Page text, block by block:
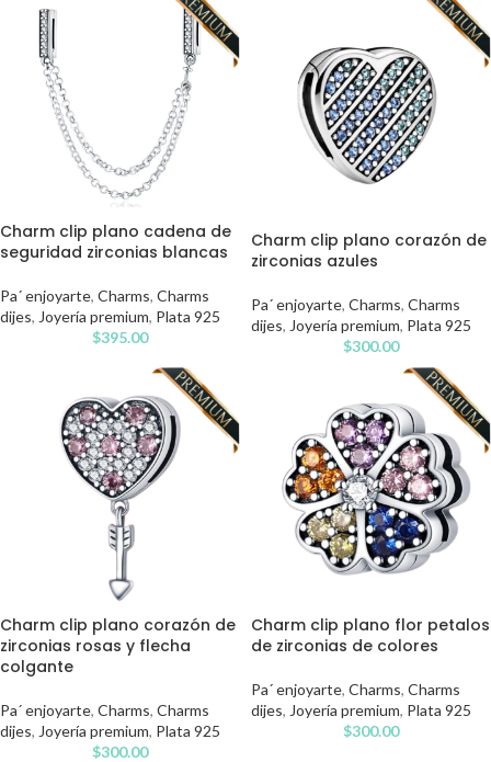
Charm clip plano cadena de
seguridad zirconias blancas
Pa´ enjoyarte, Charms, Charms
dijes, Joyería premium, Plata 925
$395.00
Charm clip plano corazón de
zirconias azules
Pa´ enjoyarte, Charms, Charms
dijes, Joyería premium, Plata 925
$300.00
Charm clip plano corazón de
zirconias rosas y flecha
colgante
Pa´ enjoyarte, Charms, Charms
dijes, Joyería premium, Plata 925
$300.00
Charm clip plano flor petalos
de zirconias de colores
Pa´ enjoyarte, Charms, Charms
dijes, Joyería premium, Plata 925
$300.00